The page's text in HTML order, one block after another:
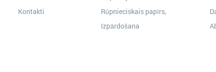
Kontakti
Rūpnieciskais papīrs,
Izpārdošana